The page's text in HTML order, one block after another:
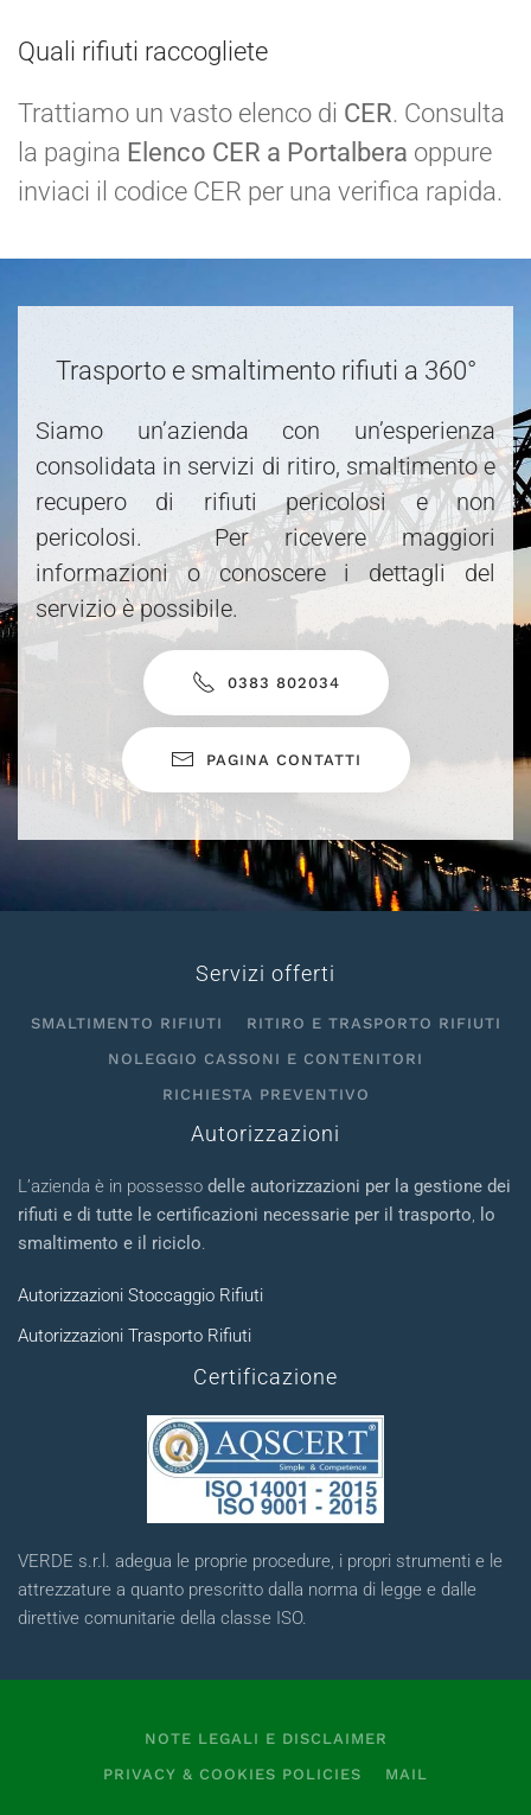
Quali rifiuti raccogliete
Trattiamo un vasto elenco di CER. Consulta
la pagina Elenco CER a Portalbera oppure
inviaci il codice CER per una verifica rapida.
Trasporto e smaltimento rifiuti a 360°
Siamo un’azienda con un’esperienza
consolidata in servizi di ritiro, smaltimento e
recupero di rifiuti pericolosi e non
pericolosi. Per ricevere maggiori
informazioni o conoscere i dettagli del
servizio è possibile.
0383 802034
PAGINA CONTATTI
Servizi offerti
SMALTIMENTO RIFIUTI
RITIRO E TRASPORTO RIFIUTI
NOLEGGIO CASSONI E CONTENITORI
RICHIESTA PREVENTIVO
Autorizzazioni
L’azienda è in possesso delle autorizzazioni per la gestione dei
rifiuti e di tutte le certificazioni necessarie per il trasporto, lo
smaltimento e il riciclo.
Autorizzazioni Stoccaggio Rifiuti
Autorizzazioni Trasporto Rifiuti
Certificazione
VERDE s.r.l. adegua le proprie procedure, i propri strumenti e le
attrezzature a quanto prescritto dalla norma di legge e dalle
direttive comunitarie della classe ISO.
NOTE LEGALI E DISCLAIMER
PRIVACY & COOKIES POLICIES
MAIL